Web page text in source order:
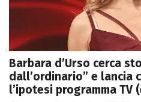
Barbara d’Urso cerca
dall’ordinario” e lancia
l’ipotesi programma TV